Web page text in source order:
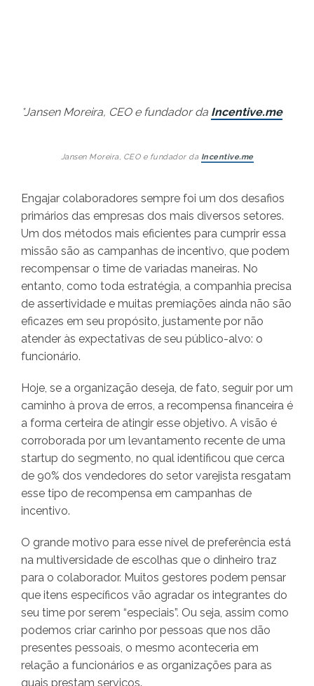
*Jansen Moreira, CEO e fundador da Incentive.me
Jansen Moreira, CEO e fundador da Incentive.me
Engajar colaboradores sempre foi um dos desafios
primários das empresas dos mais diversos setores.
Um dos métodos mais eficientes para cumprir essa
missão são as campanhas de incentivo, que podem
recompensar o time de variadas maneiras. No
entanto, como toda estratégia, a companhia precisa
de assertividade e muitas premiações ainda não são
eficazes em seu propósito, justamente por não
atender às expectativas de seu público-alvo: o
funcionário.
Hoje, se a organização deseja, de fato, seguir por um
caminho à prova de erros, a recompensa financeira é
a forma certeira de atingir esse objetivo. A visão é
corroborada por um levantamento recente de uma
startup do segmento, no qual identificou que cerca
de 90% dos vendedores do setor varejista resgatam
esse tipo de recompensa em campanhas de
incentivo.
O grande motivo para esse nível de preferência está
na multiversidade de escolhas que o dinheiro traz
para o colaborador. Muitos gestores podem pensar
que itens específicos vão agradar os integrantes do
seu time por serem “especiais”. Ou seja, assim como
podemos criar carinho por pessoas que nos dão
presentes pessoais, o mesmo aconteceria em
relação a funcionários e as organizações para as
quais prestam serviços.